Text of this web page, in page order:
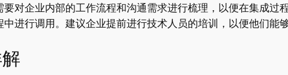
对企业内部的工作流程和沟通需求进行梳理，以便在集成
进行调用。建议企业提前进行技术人员的培训，以便他们能